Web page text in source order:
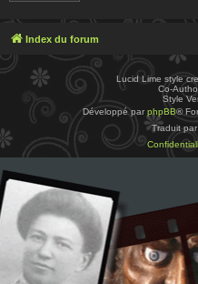
Index du forum
Lucid Lime style
Co-
Style
Développé par phpBB®
Traduit par